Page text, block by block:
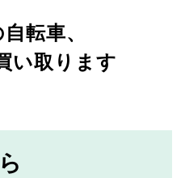
転車、
い取ります